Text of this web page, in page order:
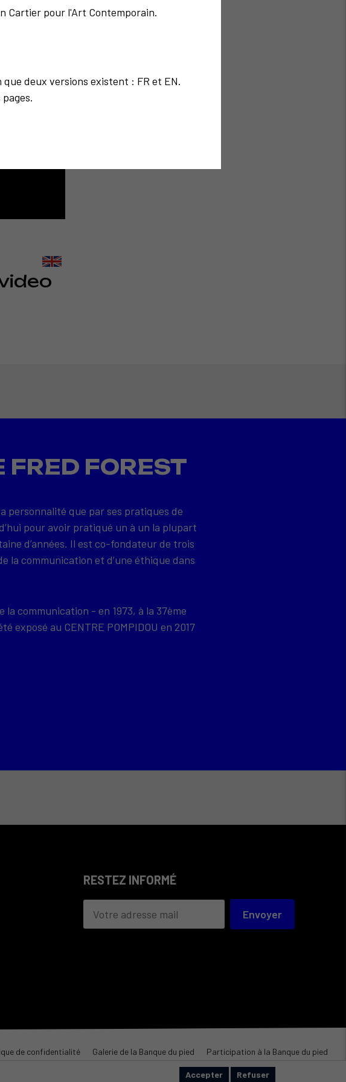
Cartier pour l'Art Contemporain.
deux versions existent : FR et EN.
FRED FOREST
personnalité que par ses pratiques de
pour avoir pratiqué un à un la plupart
d’années. Il est co-fondateur de trois
la communication et d’une éthique dans
communication - en 1973, à la 37ème
exposé au CENTRE POMPIDOU en 2017
RESTEZ INFORMÉ
Envoyer
de confidentialité Galerie de la Banque du pied Participation à la Banque du pied
Accepter Refuser